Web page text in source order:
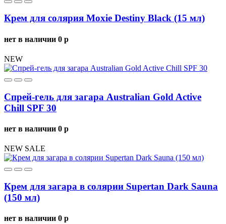
Крем для солярия Moxie Destiny Black (15 мл)
нет в наличии 0 p
NEW
Спрей-гель для загара Australian Gold Active
Chill SPF 30
нет в наличии 0 p
NEW SALE
Крем для загара в солярии Supertan Dark Sauna
(150 мл)
нет в наличии 0 p